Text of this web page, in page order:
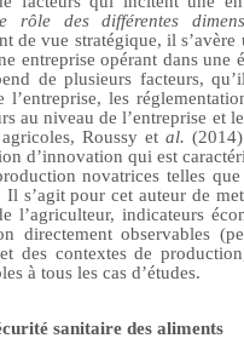
rôle des différentes
de vue stratégique, il
entreprise opérant dans une
de plusieurs facteurs,
les
au niveau de l’entreprise et
agricoles, Roussy etal.
d’innovation qui est
novatrices telles
s’agit pour cet auteur de
l’agriculteur, indicateurs
directement observables
des contextes de
à tous les cas d’études.
sanitaire des aliments